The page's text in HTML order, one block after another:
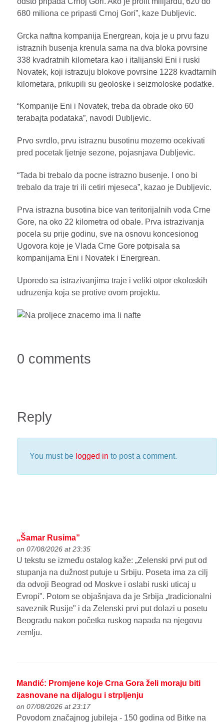
680 miliona ce pripasti Crnoj Gori”, kaze Dubljevic.
Grcka naftna kompanija Energrean, koja je u prvu fazu
istraznih busenja krenula sama na dva bloka povrsine
338 kvadratnih kilometara kao i italijanski Eni i ruski
Novatek, koji istrazuju blokove povrsine 1228 kvadtarnih
kilometara, prikupili su geoloske i seizmoloske podatke.
“Kompanije Eni i Novatek, treba da obrade oko 60
terabajta podataka”, navodi Dubljevic.
Prvo svrdlo, prvu istraznu busotinu mozemo ocekivati
pred pocetak ljetnje sezone, pojasnjava Dubljevic.
“Tada bi trebalo da pocne istrazno busenje. I ono bi
trebalo da traje tri ili cetiri mjeseca”, kazao je Dubljevic.
Prva istrazna busotina bice van teritorijalnih voda Crne
Gore, na oko 22 kilometra od obale. Prva istrazivanja
pocela su prije godinu, sve na osnovu koncesionog
Ugovora koje je Vlada Crne Gore potpisala sa
kompanijama Eni i Novatek i Energrean.
Uporedo sa istrazivanjima traje i veliki otpor ekoloskih
udruzenja koja se protive ovom projektu.
0 comments
Reply
You must be logged in to post a comment.
„Šamar Rusima”
on 07/08/2026 at 23:35
U tekstu se između ostalog kaže: „Zelenski prvi put od
stupanja na dužnost putuje u Srbiju. Poseta ima za cilj
da odvoji Beograd od Moskve i oslabi ruski uticaj u
Evropi". Potom se objašnjava da je Srbija „tradicionalni
saveznik Rusije" i da Zelenski prvi put dolazi u posetu
Beogradu nakon početka ruskog napada na njegovu
zemlju.
Mandić: Promjene koje Crna Gora želi moraju biti
zasnovane na dijalogu i strpljenju
on 07/08/2026 at 23:17
Povodom značajnog jubileja - 150 godina od Bitke na